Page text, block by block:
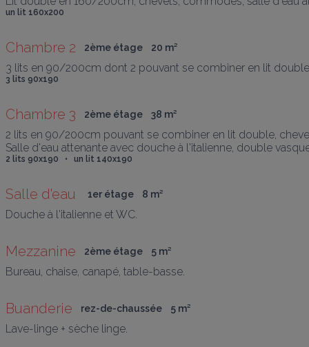
un lit 160x200
Chambre 2 2ème étage 20 m²
3 lits en 90/200cm dont 2 pouvant se combiner en lit
3 lits 90x190
Chambre 3 2ème étage 38 m²
2 lits en 90/200cm pouvant se combiner en lit double,
Salle d'eau attenante avec douche à l'italienne, double
2 lits 90x190   •   un lit 140x190
Salle d'eau 1er étage 8 m²
Douche à l'italienne et WC.
Mezzanine 2ème étage 5 m²
Bureau, chaise, canapé, table-basse.
Buanderie rez-de-chaussée 5 m²
Lave-linge + sèche linge.